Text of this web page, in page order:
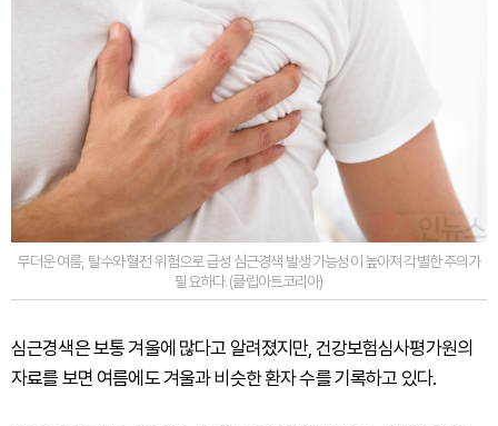
무더운 여름, 탈수와 혈전 위험으로 급성 심근경색 발생 가능성이 높아져 각별한 주의가
필요하다. (클립아트코리아)
심근경색은 보통 겨울에 많다고 알려졌지만, 건강보험심사평가원의
자료를 보면 여름에도 겨울과 비슷한 환자 수를 기록하고 있다.